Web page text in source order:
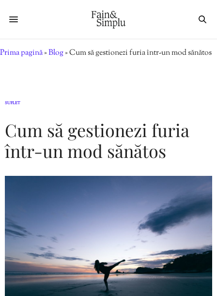
Prima pagină»Blog»Cum să gestionezi furia într-un mod sănătos
SUFLET
Cum să gestionezi furia
într-un mod sănătos